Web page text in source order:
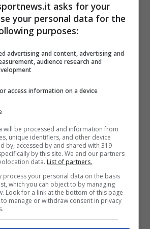
alibi ma un dato di
siamo padroni
risultato aUdine
ancora sperare
riflessione
alla partita
asks for your
your personal data for the
purposes:
advertising and content, advertising and
audience research and
access information on a device
will be processed and information from
unique identifiers, and other device
by, accessed by and shared with 319
by this site. We and our partners
data. List of partners.
process your personal data on the basis
which you can object to by managing
Look for a link at the bottom of this page
manage or withdraw consent in privacy